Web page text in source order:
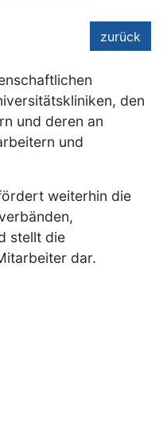
zurück
den
und deren an
und
weiterhin die
stellt die
dar.